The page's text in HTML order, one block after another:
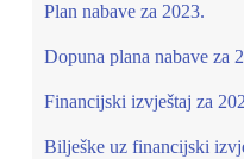
Plan nabave za 2023.
Dopuna plana nabave za
Financijski izvještaj za
Bilješke uz financijski